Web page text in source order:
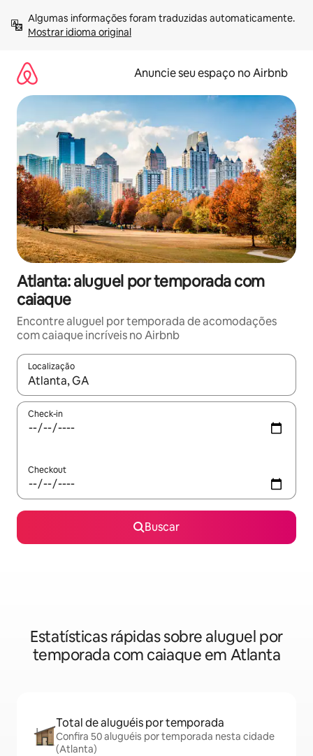
para
Mostrar idioma original
Anuncie seu espaço no Airbnb
Atlanta: aluguel por temporada com
caiaque
Encontre aluguel por temporada de acomodações
com caiaque incríveis no Airbnb
Localização
Quando os resultados estiverem disponíveis, explore-os
Check-in
Checkout
Buscar
Estatísticas rápidas sobre aluguel por
temporada com caiaque em Atlanta
Total de aluguéis por temporada
Confira 50 aluguéis por temporada nesta cidade
(Atlanta)